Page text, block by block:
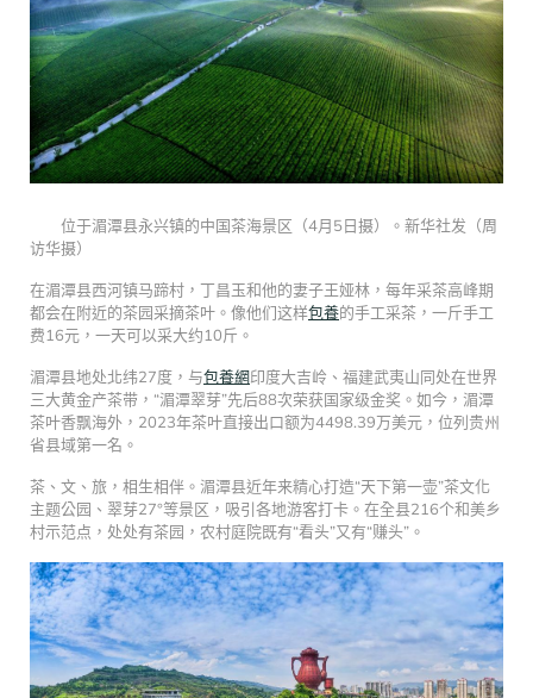
位于湄潭县永兴镇的中国茶海景区（4月5日摄）。新华社发（周
访华摄）
在湄潭县西河镇马蹄村，丁昌玉和他的妻子王娅林，每年采茶高峰期
都会在附近的茶园采摘茶叶。像他们这样包養的手工采茶，一斤手工
费16元，一天可以采大约10斤。
湄潭县地处北纬27度，与包養網印度大吉岭、福建武夷山同处在世界
三大黄金产茶带，“湄潭翠芽”先后88次荣获国家级金奖。如今，湄潭
茶叶香飘海外，2023年茶叶直接出口额为4498.39万美元，位列贵州
省县域第一名。
茶、文、旅，相生相伴。湄潭县近年来精心打造“天下第一壶”茶文化
主题公园、翠芽27°等景区，吸引各地游客打卡。在全县216个和美乡
村示范点，处处有茶园，农村庭院既有“看头”又有“赚头”。